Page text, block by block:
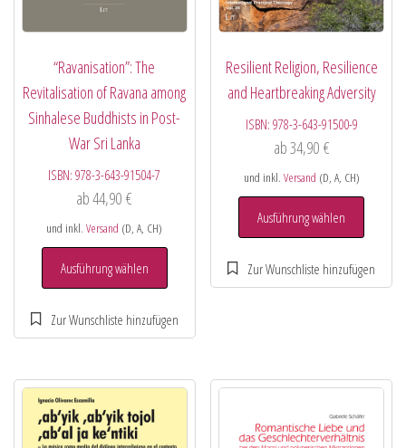
“Ravanisation”: The
Revitalisation of Ravana among
Sinhalese Buddhists in Post-
War Sri Lanka
ISBN:978-3-643-91504-7
ab44,90€
und inkl.Versand (D, A, CH)
Ausführung wählen
Resilient Religion, Resilience
and Heartbreaking Adversity
ISBN: 978-3-643-91500-9
ab34,90 €
und inkl. Versand (D, A, CH)
Ausführung wählen